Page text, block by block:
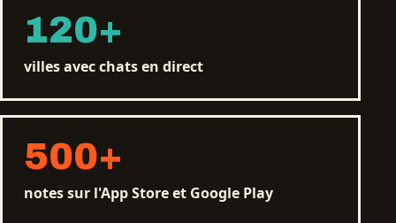
120+
villes avec chats en direct
500+
notes sur l'App Store et Google Play